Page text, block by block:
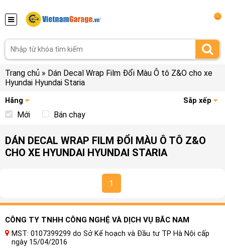
Trang chủ » Dán Decal Wrap Film Đổi Màu Ô tô Z&O cho xe
Hyundai Hyundai Staria
Hãng Sắp xếp
Mới Bán chạy
DÁN DECAL WRAP FILM ĐỔI MÀU Ô TÔ Z&O
CHO XE HYUNDAI HYUNDAI STARIA
1
CÔNG TY TNHH CÔNG NGHỆ VÀ DỊCH VỤ BẮC NAM
MST: 0107399299 do Sở Kế hoạch và Đầu tư TP Hà Nội cấp
ngày 15/04/2016